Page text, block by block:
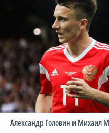
Александр Головин и Михаил